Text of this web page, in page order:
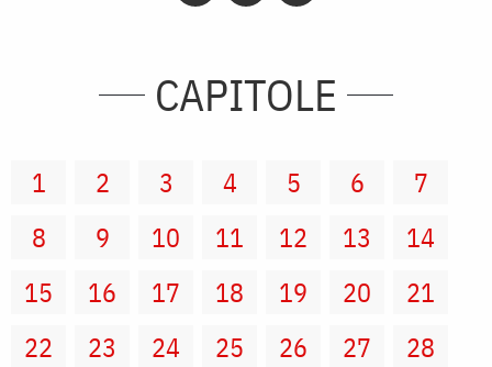
CAPITOLE
1 2 3 4 5 6
7
8
9 10 11 12 13
14
15
16 17 18 19 20
21
22
23 24 25 26 27
28